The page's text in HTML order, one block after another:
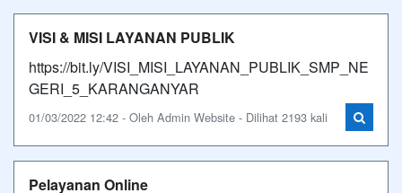
VISI & MISI LAYANAN PUBLIK
https://bit.ly/VISI_MISI_LAYANAN_PUBLIK_SMP_NE
GERI_5_KARANGANYAR
01/03/2022 12:42 - Oleh Admin Website - Dilihat 2193 kali
Pelayanan Online